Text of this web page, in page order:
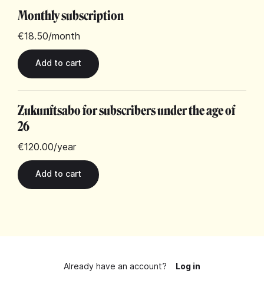
Monthly subscription
€18.50/month
Zukunftsabo for subscribers under the age of
26
€120.00/year
Already have an account? Log in